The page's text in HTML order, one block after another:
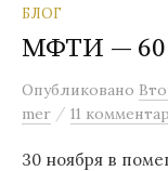
БЛОГ
МФТИ — 60
Опубликовано
mer / 11
30 ноября в